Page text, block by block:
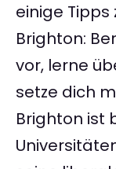
einige Tipps
Brighton:
vor, lerne
setze dich
Brighton ist